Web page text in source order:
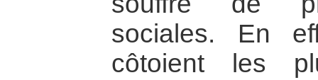
sociales. En
côtoient les